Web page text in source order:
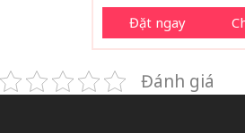
Đặt ngay
Đánh giá